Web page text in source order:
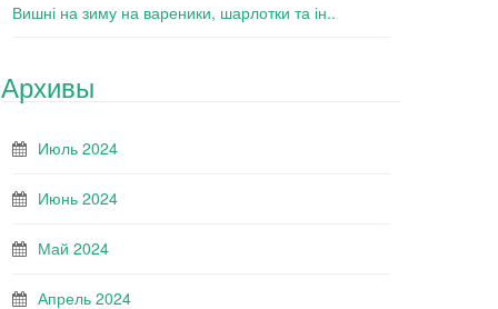
Вишні на зиму на вареники, шарлотки та ін..
Архивы
Июль 2024
Июнь 2024
Май 2024
Апрель 2024